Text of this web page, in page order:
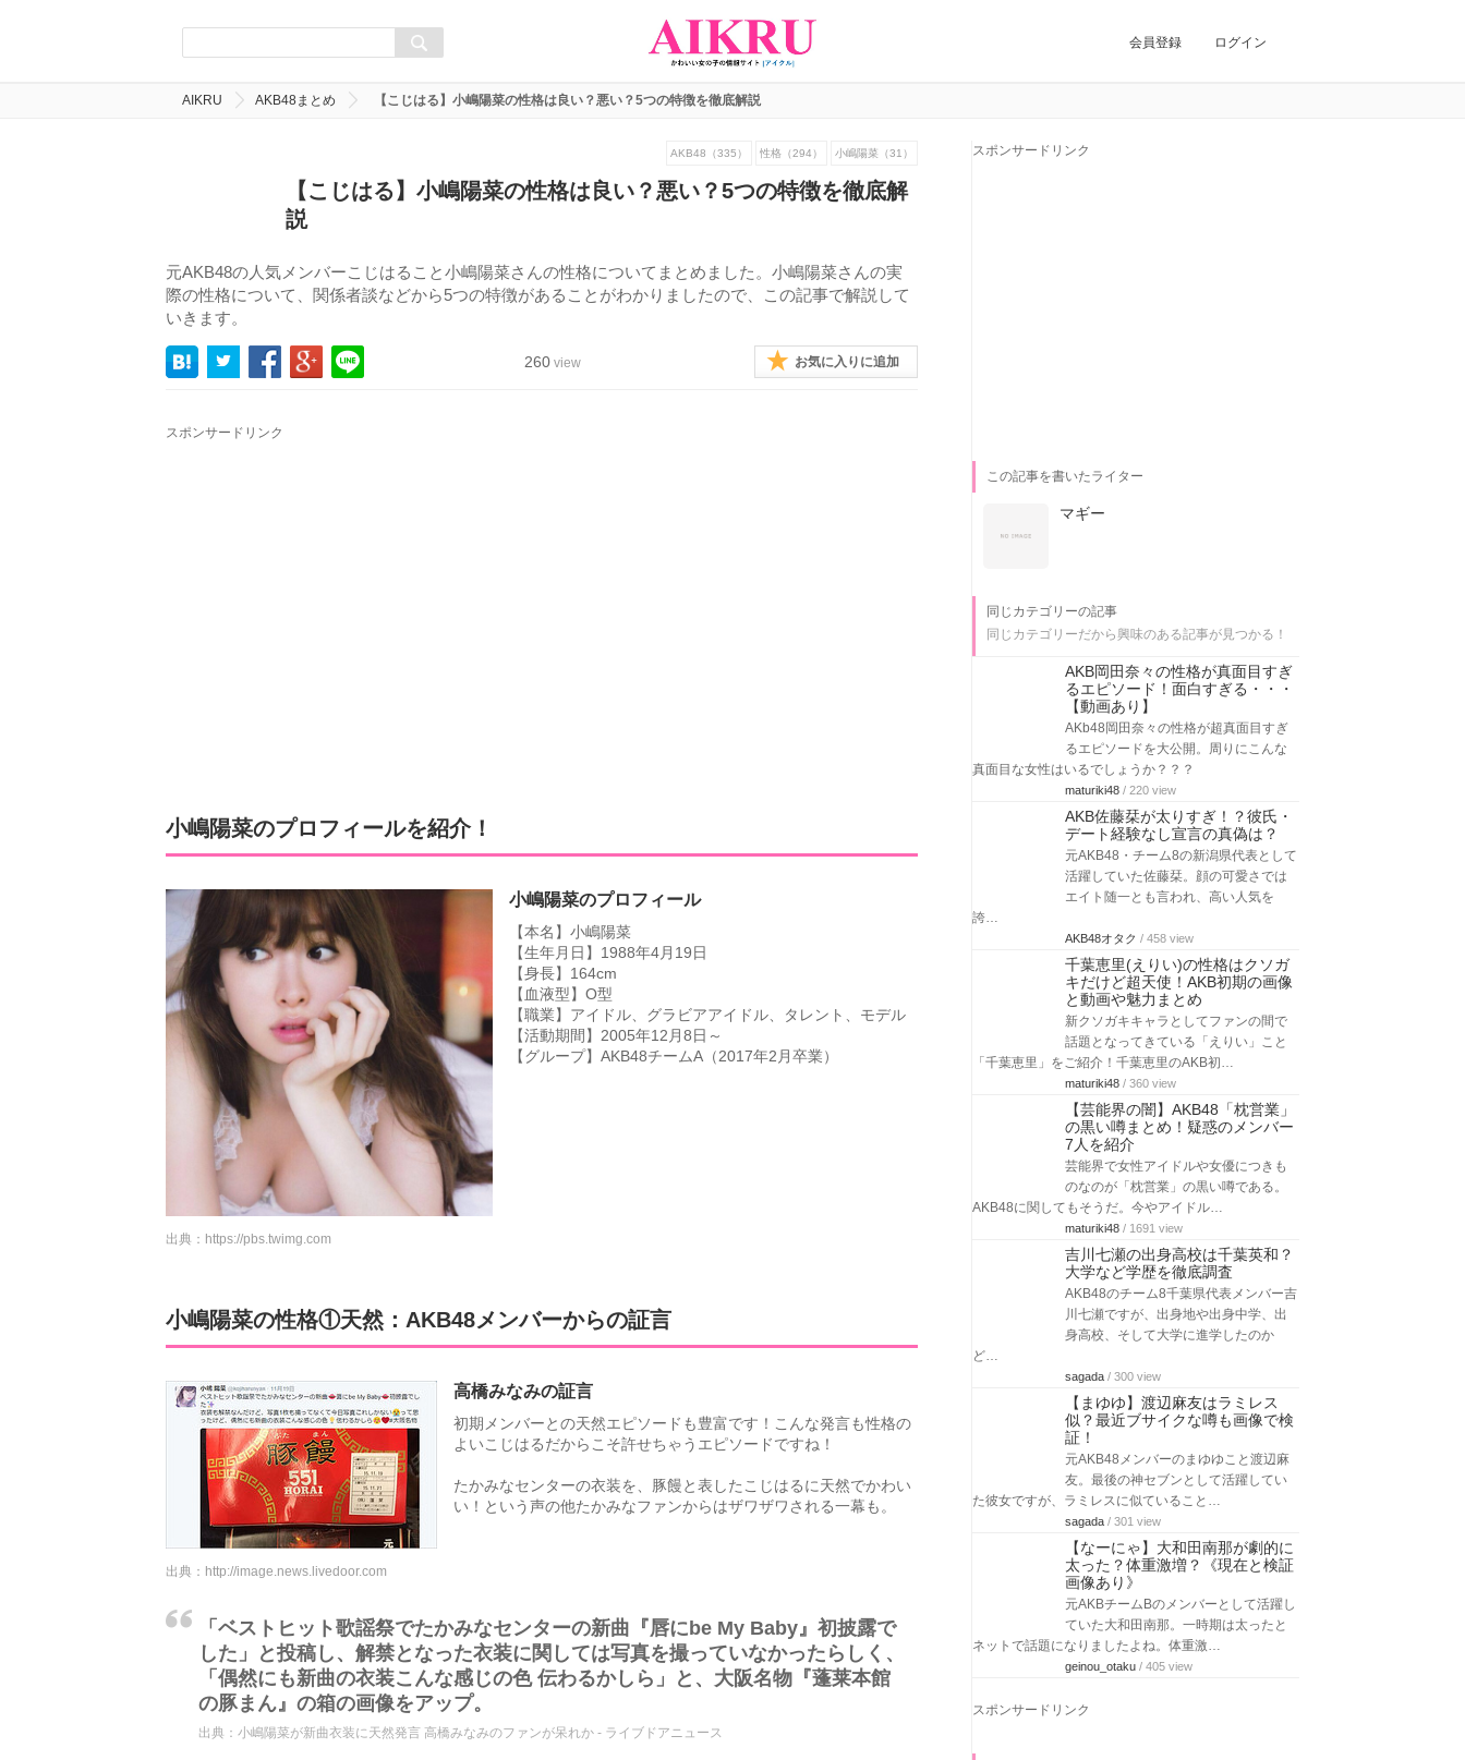
会員登録 ログイン
AIKRU AKB48まとめ 【こじはる】小嶋陽菜の性格は良い？悪い？5つの特徴を徹底解説
AKB48（335） 性格（294） 小嶋陽菜（31）
【こじはる】小嶋陽菜の性格は良い？悪い？5つの特徴を徹底解
説
元AKB48の人気メンバーこじはること小嶋陽菜さんの性格についてまとめました。小嶋陽菜さんの実
際の性格について、関係者談などから5つの特徴があることがわかりましたので、この記事で解説して
いきます。
260 view お気に入りに追加
スポンサードリンク
小嶋陽菜のプロフィールを紹介！
小嶋陽菜のプロフィール
【本名】小嶋陽菜
【生年月日】1988年4月19日
【身長】164cm
【血液型】O型
【職業】アイドル、グラビアアイドル、タレント、モデル
【活動期間】2005年12月8日～
【グループ】AKB48チームA（2017年2月卒業）
出典： https://pbs.twimg.com
小嶋陽菜の性格①天然：AKB48メンバーからの証言
高橋みなみの証言
初期メンバーとの天然エピソードも豊富です！こんな発言も性格の
よいこじはるだからこそ許せちゃうエピソードですね！
たかみなセンターの衣装を、豚饅と表したこじはるに天然でかわい
い！という声の他たかみなファンからはザワザワされる一幕も。
出典： http://image.news.livedoor.com
「ベストヒット歌謡祭でたかみなセンターの新曲『唇にbe My Baby』初披露で
した」と投稿し、解禁となった衣装に関しては写真を撮っていなかったらしく、
「偶然にも新曲の衣装こんな感じの色 伝わるかしら」と、大阪名物『蓬莱本館
の豚まん』の箱の画像をアップ。
出典： 小嶋陽菜が新曲衣装に天然発言 高橋みなみのファンが呆れか - ライブドアニュース
スポンサードリンク
この記事を書いたライター
マギー
同じカテゴリーの記事
同じカテゴリーだから興味のある記事が見つかる！
AKB岡田奈々の性格が真面目すぎ
るエピソード！面白すぎる・・・
【動画あり】
AKb48岡田奈々の性格が超真面目すぎ
るエピソードを大公開。周りにこんな
真面目な女性はいるでしょうか？？？
maturiki48 / 220 view
AKB佐藤栞が太りすぎ！？彼氏・
デート経験なし宣言の真偽は？
元AKB48・チーム8の新潟県代表として
活躍していた佐藤栞。顔の可愛さでは
エイト随一とも言われ、高い人気を
誇…
AKB48オタク / 458 view
千葉恵里(えりい)の性格はクソガ
キだけど超天使！AKB初期の画像
と動画や魅力まとめ
新クソガキキャラとしてファンの間で
話題となってきている「えりい」こと
「千葉恵里」をご紹介！千葉恵里のAKB初…
maturiki48 / 360 view
【芸能界の闇】AKB48「枕営業」
の黒い噂まとめ！疑惑のメンバー
7人を紹介
芸能界で女性アイドルや女優につきも
のなのが「枕営業」の黒い噂である。
AKB48に関してもそうだ。今やアイドル…
maturiki48 / 1691 view
吉川七瀬の出身高校は千葉英和？
大学など学歴を徹底調査
AKB48のチーム8千葉県代表メンバー吉
川七瀬ですが、出身地や出身中学、出
身高校、そして大学に進学したのか
ど…
sagada / 300 view
【まゆゆ】渡辺麻友はラミレス
似？最近ブサイクな噂も画像で検
証！
元AKB48メンバーのまゆゆこと渡辺麻
友。最後の神セブンとして活躍してい
た彼女ですが、ラミレスに似ていること…
sagada / 301 view
【なーにゃ】大和田南那が劇的に
太った？体重激増？《現在と検証
画像あり》
元AKBチームBのメンバーとして活躍し
ていた大和田南那。一時期は太ったと
ネットで話題になりましたよね。体重激…
geinou_otaku / 405 view
スポンサードリンク